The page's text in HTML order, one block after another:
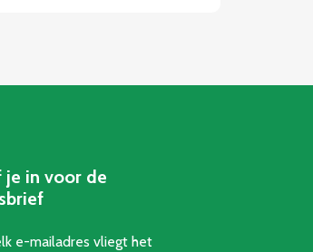
je in voor de
e-mailadres vliegt het